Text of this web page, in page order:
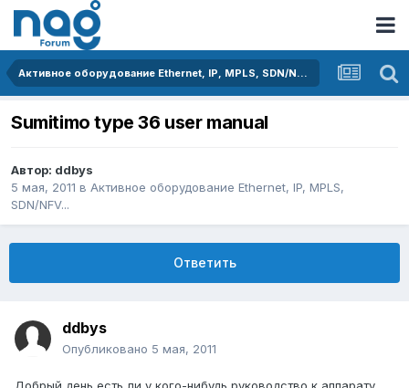
Активное оборудование Ethernet, IP, MPLS, SDN/NFV...
Sumitimo type 36 user manual
Автор: ddbys
5 мая, 2011 в Активное оборудование Ethernet, IP, MPLS,
SDN/NFV...
Ответить
ddbys
Опубликовано 5 мая, 2011